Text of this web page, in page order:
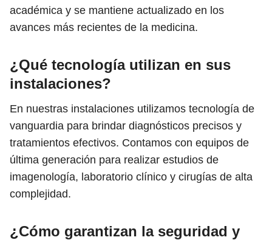
académica y se mantiene actualizado en los
avances más recientes de la medicina.
¿Qué tecnología utilizan en sus
instalaciones?
En nuestras instalaciones utilizamos tecnología de
vanguardia para brindar diagnósticos precisos y
tratamientos efectivos. Contamos con equipos de
última generación para realizar estudios de
imagenología, laboratorio clínico y cirugías de alta
complejidad.
¿Cómo garantizan la seguridad y